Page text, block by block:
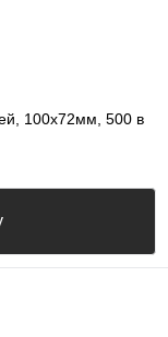
100х72мм, 500 в